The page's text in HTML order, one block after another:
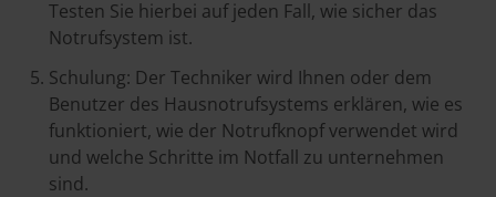
Testen Sie hierbei auf jeden Fall, wie sicher das
Notrufsystem ist.
Schulung: Der Techniker wird Ihnen oder dem
Benutzer des Hausnotrufsystems erklären, wie es
funktioniert, wie der Notrufknopf verwendet wird
und welche Schritte im Notfall zu unternehmen
sind.